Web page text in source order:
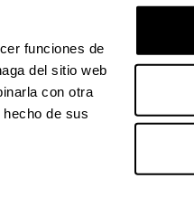
funciones de
del sitio web
con otra
de sus